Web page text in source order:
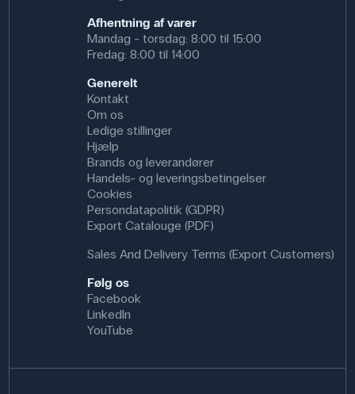
Afhentning af varer
Mandag - torsdag: 8:00 til 15:00
Fredag: 8:00 til 14:00
Generelt
Kontakt
Om os
Ledige stillinger
Hjælp
Brands og leverandører
Handels- og leveringsbetingelser
Cookies
Persondatapolitik (GDPR)
Export Catalouge (PDF)
Sales And Delivery Terms (Export Customers)
Følg os
Facebook
LinkedIn
YouTube